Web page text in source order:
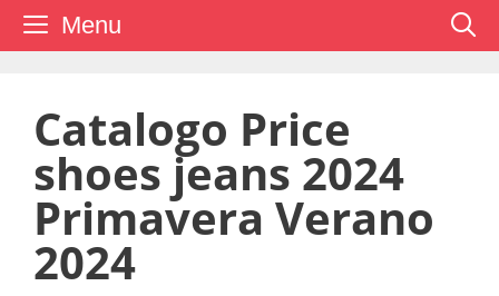
Saltar Menu
Catalogo Price
shoes jeans 2024
Primavera Verano
2024